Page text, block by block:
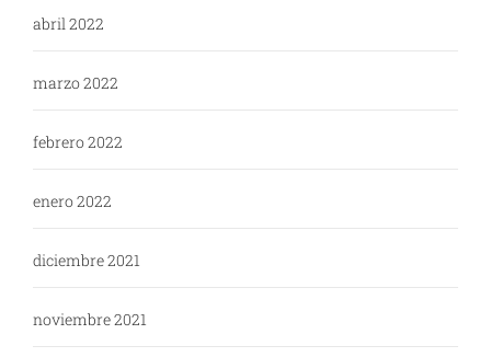
abril 2022
marzo 2022
febrero 2022
enero 2022
diciembre 2021
noviembre 2021